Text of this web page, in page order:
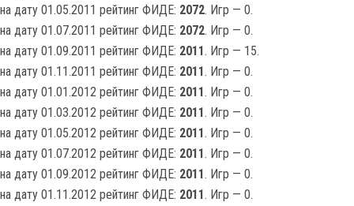
на дату 01.05.2011 рейтинг ФИДЕ: 2072. Игр — 0.
на дату 01.07.2011 рейтинг ФИДЕ: 2072. Игр — 0.
на дату 01.09.2011 рейтинг ФИДЕ: 2011. Игр — 15.
на дату 01.11.2011 рейтинг ФИДЕ: 2011. Игр — 0.
на дату 01.01.2012 рейтинг ФИДЕ: 2011. Игр — 0.
на дату 01.03.2012 рейтинг ФИДЕ: 2011. Игр — 0.
на дату 01.05.2012 рейтинг ФИДЕ: 2011. Игр — 0.
на дату 01.07.2012 рейтинг ФИДЕ: 2011. Игр — 0.
на дату 01.09.2012 рейтинг ФИДЕ: 2011. Игр — 0.
на дату 01.11.2012 рейтинг ФИДЕ: 2011. Игр — 0.